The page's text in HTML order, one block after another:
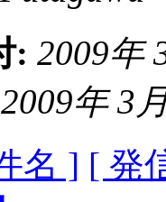
: 2009年
2009年 3
名 ] [ 発